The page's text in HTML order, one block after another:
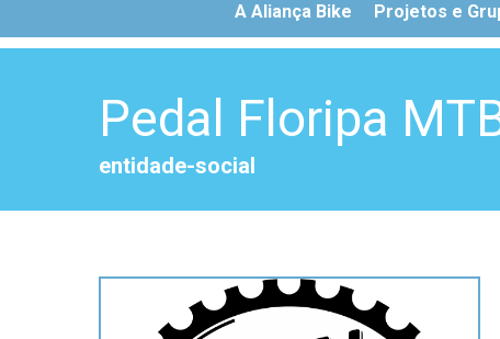
A Aliança Bike Projetos e
Pedal Floripa
entidade-social